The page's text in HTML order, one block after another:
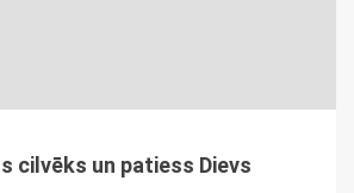
cilvēks un patiess Dievs